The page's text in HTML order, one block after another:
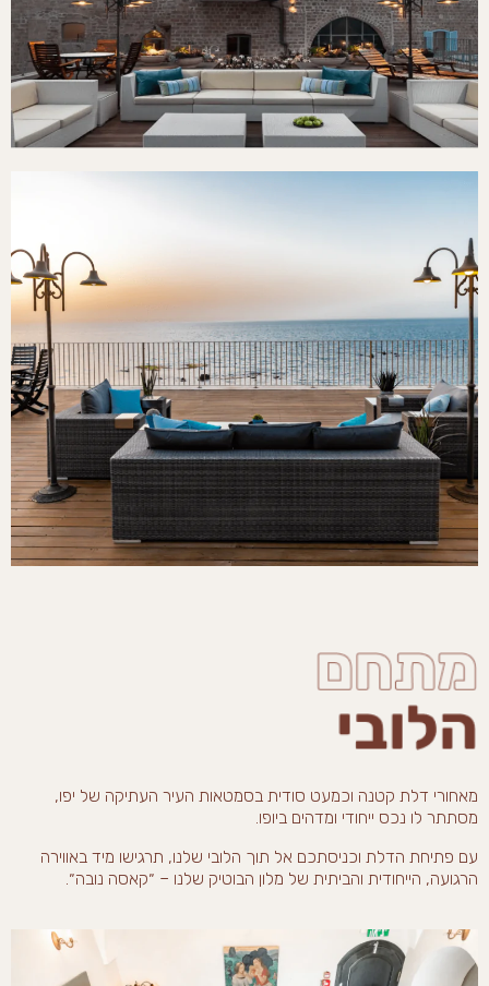
מאחורי דלת קטנה וכמעט סודית בסמטאות העיר העתיקה של יפו,
מסתתר לו נכס ייחודי ומדהים ביופו.
עם פתיחת הדלת וכניסתכם אל תוך הלובי שלנו, תרגישו מיד באווירה
הרגועה, הייחודית והביתית של מלון הבוטיק שלנו – ״קאסה נובה״.